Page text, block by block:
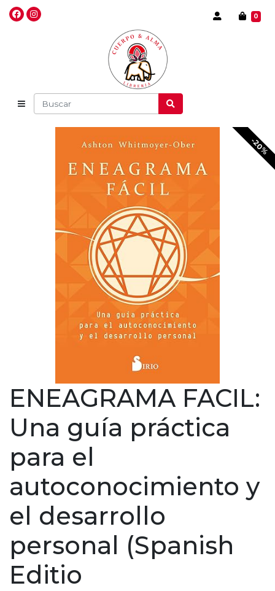
0
-20%
ENEAGRAMA FACIL:
Una guía práctica
para el
autoconocimiento y
el desarrollo
personal (Spanish
Editio